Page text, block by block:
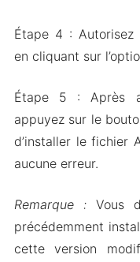
Étape 4 : Autorisez
en cliquant sur
Étape 5 : Après
appuyez sur le
d’installer le fichier
aucune erreur.
Remarque :Vous
précédemment
cette version